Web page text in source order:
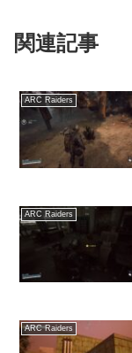
関連記事
ARC Raiders
ARC Raiders
ARC Raiders